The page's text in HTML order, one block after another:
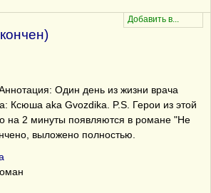
Один день из жизни врача
Ксюша aka Gvozdika. P.S. Герои из этой
на 2 минуты появляются в романе "Не
выложено полностью.